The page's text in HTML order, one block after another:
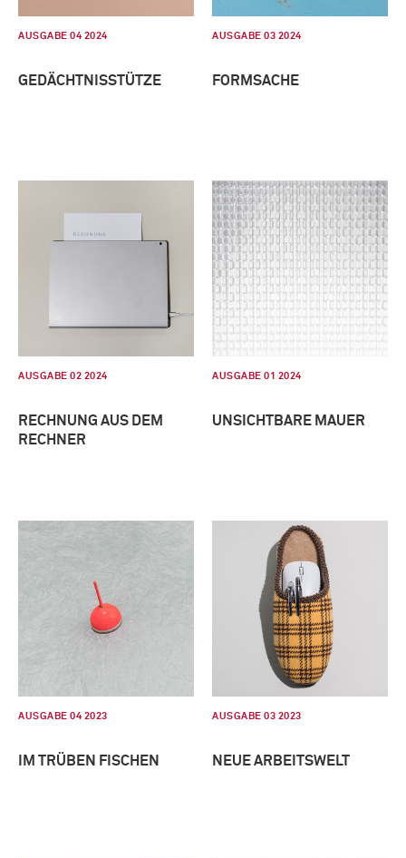
AUSGABE 04 2024
GEDÄCHTNISSTÜTZE
AUSGABE 03 2024
FORMSACHE
AUSGABE 02 2024
RECHNUNG AUS DEM
RECHNER
AUSGABE 01 2024
UNSICHTBARE MAUER
AUSGABE 04 2023
IM TRÜBEN FISCHEN
AUSGABE 03 2023
NEUE ARBEITSWELT